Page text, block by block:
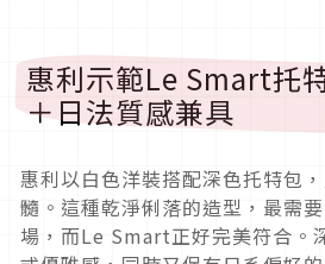
惠利示範Le Smart托
＋日法質感兼具
惠利以白色洋裝搭配深色托特包
髓。這種乾淨俐落的造型，最需
場，而Le Smart正好完美符合。